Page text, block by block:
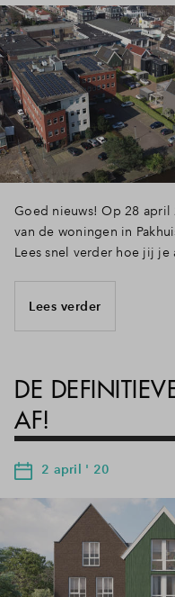
Goed nieuws! Op 28 april
van de woningen in
Lees snel verder hoe jij
Lees verder
DE
AF!
2 april ' 20